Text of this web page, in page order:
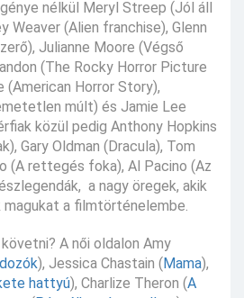
nélkül Meryl Streep (Jól áll
Weaver (Alien franchise), Glenn
Julianne Moore (Végső
(The Rocky Horror Picture
(American Horror Story),
múlt) és Jamie Lee
közül pedig Anthony Hopkins
Gary Oldman (Dracula), Tom
(A rettegés foka), Al Pacino (Az
a nagy öregek, akik
a filmtörténelembe.
A női oldalon Amy
), Jessica Chastain (Mama),
hattyú), Charlize Theron (A